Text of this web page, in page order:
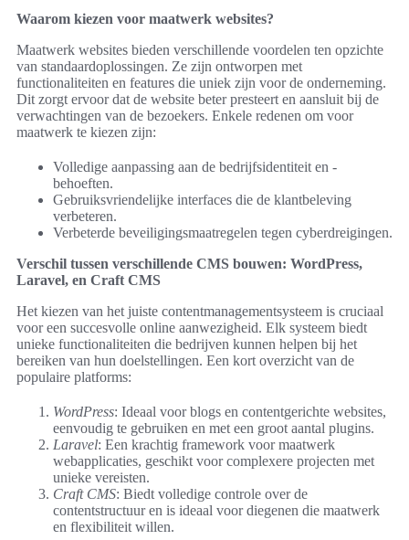
Waarom kiezen voor maatwerk websites?
Maatwerk websites bieden verschillende voordelen ten opzichte
van standaardoplossingen. Ze zijn ontworpen met
functionaliteiten en features die uniek zijn voor de onderneming.
Dit zorgt ervoor dat de website beter presteert en aansluit bij de
verwachtingen van de bezoekers. Enkele redenen om voor
maatwerk te kiezen zijn:
Volledige aanpassing aan de bedrijfsidentiteit en -
behoeften.
Gebruiksvriendelijke interfaces die de klantbeleving
verbeteren.
Verbeterde beveiligingsmaatregelen tegen cyberdreigingen.
Verschil tussen verschillende CMS bouwen: WordPress,
Laravel, en Craft CMS
Het kiezen van het juiste contentmanagementsysteem is cruciaal
voor een succesvolle online aanwezigheid. Elk systeem biedt
unieke functionaliteiten die bedrijven kunnen helpen bij het
bereiken van hun doelstellingen. Een kort overzicht van de
populaire platforms:
WordPress: Ideaal voor blogs en contentgerichte websites,
eenvoudig te gebruiken en met een groot aantal plugins.
Laravel: Een krachtig framework voor maatwerk
webapplicaties, geschikt voor complexere projecten met
unieke vereisten.
Craft CMS: Biedt volledige controle over de
contentstructuur en is ideaal voor diegenen die maatwerk
en flexibiliteit willen.